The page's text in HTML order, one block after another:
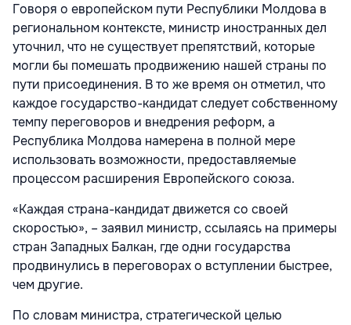
Говоря о европейском пути Республики Молдова в
региональном контексте, министр иностранных дел
уточнил, что не существует препятствий, которые
могли бы помешать продвижению нашей страны по
пути присоединения. В то же время он отметил, что
каждое государство-кандидат следует собственному
темпу переговоров и внедрения реформ, а
Республика Молдова намерена в полной мере
использовать возможности, предоставляемые
процессом расширения Европейского союза.
«Каждая страна-кандидат движется со своей
скоростью», – заявил министр, ссылаясь на примеры
стран Западных Балкан, где одни государства
продвинулись в переговорах о вступлении быстрее,
чем другие.
По словам министра, стратегической целью